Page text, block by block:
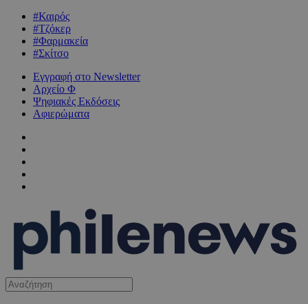
#Καιρός
#Τζόκερ
#Φαρμακεία
#Σκίτσο
Εγγραφή στο Newsletter
Αρχείο Φ
Ψηφιακές Εκδόσεις
Αφιερώματα